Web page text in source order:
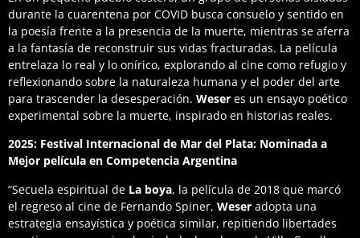
durante la cuarentena por COVID busca consuelo y sentido en
la poesía frente a la presencia de la muerte, mientras se aferra
a la fantasía de reconstruir sus vidas fracturadas. La película
entrelaza lo real y lo onírico, explorando al cine como refugio y
reflexionando sobre la naturaleza humana y el poder del arte
para trascender la desesperación. Weser es un ensayo poético
experimental sobre la muerte, inspirado en historias reales.
2025: Festival Internacional de Mar del Plata: Nominada a
Mejor película en Competencia Argentina
“Secuela espiritual de La boya, la película de 2018 que marcó
el regreso al cine de Fernando Spiner, Weser adopta una
estrategia ensayística y poética similar, repitiendo libertades